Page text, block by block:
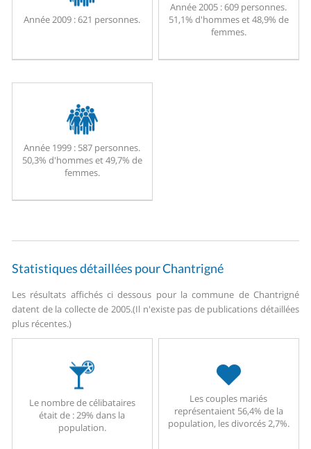
Année 2009 :621 personnes.
Année 2005 :609 personnes.
51,1% d'hommes et 48,9% de
femmes.
Année 1999 : 587 personnes.
50,3% d'hommes et 49,7% de
femmes.
Statistiques détaillées pour Chantrigné
Les résultats affichés ci dessous pour la commune de Chantrigné
datent de la collecte de 2005.(Il n'existe pas de publications détaillées
plus récentes.)
Le nombre de célibataires
était de : 29% dans la
population.
Les couples mariés
représentaient 56,4% de la
population, les divorcés 2,7%.